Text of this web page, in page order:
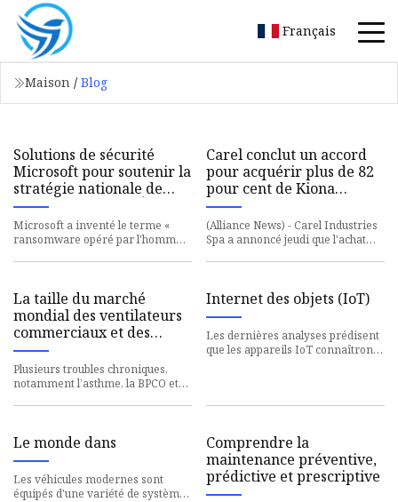
Français
Maison / Blog
Solutions de sécurité
Microsoft pour soutenir la
stratégie nationale de
cybersécurité des États-
Unis
Microsoft a inventé le terme «
ransomware opéré par l'homme »
Carel conclut un accord
pour acquérir plus de 82
pour cent de Kiona
Holding
(Alliance News) - Carel Industries
Spa a annoncé jeudi que l'achat
La taille du marché
mondial des ventilateurs
commerciaux et des
équipements de
purification d’air devrait
atteindre 131,2 milliards
de 8,4 % TCAC au cours
de la période de
prévision.
Plusieurs troubles chroniques,
notamment l’asthme, la BPCO et
Internet des objets (IoT)
Les dernières analyses prédisent
que les appareils IoT connaîtront
Le monde dans
Les véhicules modernes sont
équipés d'une variété de systèmes
Comprendre la
maintenance préventive,
prédictive et prescriptive